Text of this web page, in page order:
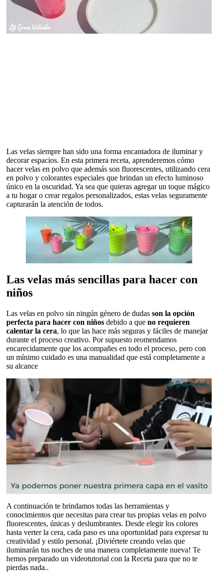
Las velas siempre han sido una forma encantadora de iluminar y
decorar espacios. En esta primera receta, aprenderemos cómo
hacer velas en polvo que además son fluorescentes, utilizando cera
en polvo y colorantes especiales que brindan un efecto luminoso
único en la oscuridad. Ya sea que quieras agregar un toque mágico
a tu hogar o crear regalos personalizados, estas velas seguramente
capturarán la atención de todos.
Las velas más sencillas para hacer con
niños
Las velas en polvo sin ningún género de dudas son la opción
perfecta para hacer con niños debido a que no requieren
calentar la cera, lo que las hace más seguras y fáciles de manejar
durante el proceso creativo. Por supuesto reomendamos
encarecidamente que los acompañes en todo el proceso, pero con
un mínimo cuidado es una manualidad que está completamente a
su alcance
A continuación te brindamos todas las herramientas y
conocimientos que necesitas para crear tus propias velas en polvo
fluorescentes, únicas y deslumbrantes. Desde elegir los colores
hasta verter la cera, cada paso es una oportunidad para expresar tu
creatividad y estilo personal. ¡Diviértete creando velas que
iluminarán tus noches de una manera completamente nueva! Te
hemos preparado un videotutorial con la Receta para que no te
pierdas nada..